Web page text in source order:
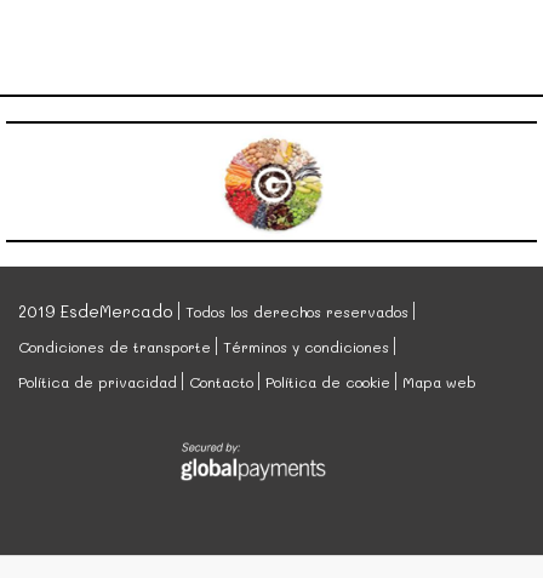
2019 EsdeMercado
Todos los derechos reservados
Condiciones de transporte
Términos y condiciones
Política de privacidad
Contacto Política de cookie Mapa web